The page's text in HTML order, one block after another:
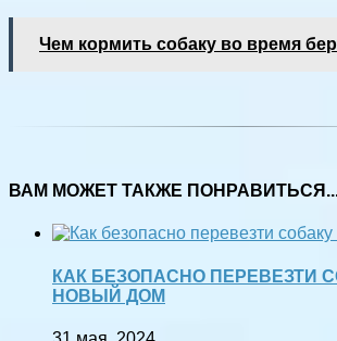
Чем кормить собаку во время
ВАМ МОЖЕТ ТАКЖЕ
КАК БЕЗОПАСНО ПЕРЕВЕЗТИ
НОВЫЙ ДОМ